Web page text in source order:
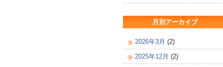
月別アーカイブ
2026年3月 (2)
2025年12月 (2)